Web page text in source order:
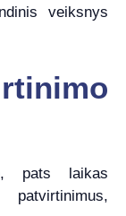
veiksnys
pats laikas